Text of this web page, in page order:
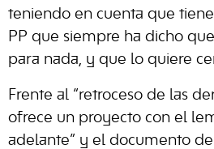
teniendo en cuenta que
PP que siempre ha dicho
para nada, y que lo quiere
Frente al “retroceso de las
ofrece un proyecto con el
adelante” y el documento